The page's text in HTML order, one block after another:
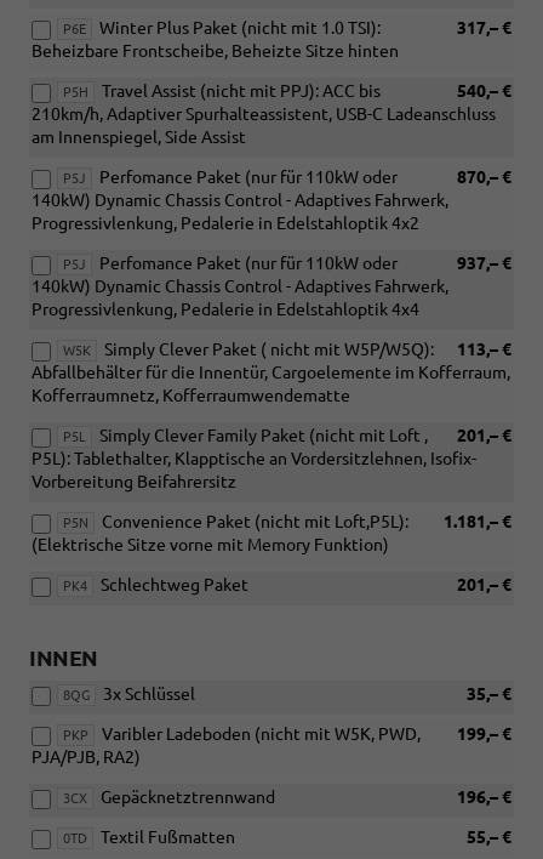
P6E 317,– €
Winter Plus Paket (nicht mit 1.0 TSI):
Beheizbare Frontscheibe, Beheizte Sitze hinten
P5H 540,– €
Travel Assist (nicht mit PPJ): ACC bis
210km/h, Adaptiver Spurhalteassistent, USB-C Ladeanschluss
am Innenspiegel, Side Assist
P5J 870,– €
Perfomance Paket (nur für 110kW oder
140kW) Dynamic Chassis Control - Adaptives Fahrwerk,
Progressivlenkung, Pedalerie in Edelstahloptik 4x2
P5J 937,– €
Perfomance Paket (nur für 110kW oder
140kW) Dynamic Chassis Control - Adaptives Fahrwerk,
Progressivlenkung, Pedalerie in Edelstahloptik 4x4
W5K 113,– €
Simply Clever Paket ( nicht mit W5P/W5Q):
Abfallbehälter für die Innentür, Cargoelemente im Kofferraum,
Kofferraumnetz, Kofferraumwendematte
P5L 201,– €
Simply Clever Family Paket (nicht mit Loft ,
P5L): Tablethalter, Klapptische an Vordersitzlehnen, Isofix-
Vorbereitung Beifahrersitz
P5N 1.181,– €
Convenience Paket (nicht mit Loft,P5L):
(Elektrische Sitze vorne mit Memory Funktion)
PK4 201,– €
Schlechtweg Paket
INNEN
8QG 35,– €
3x Schlüssel
PKP 199,– €
Varibler Ladeboden (nicht mit W5K, PWD,
PJA/PJB, RA2)
3CX 196,– €
Gepäcknetztrennwand
0TD 55,– €
Textil Fußmatten